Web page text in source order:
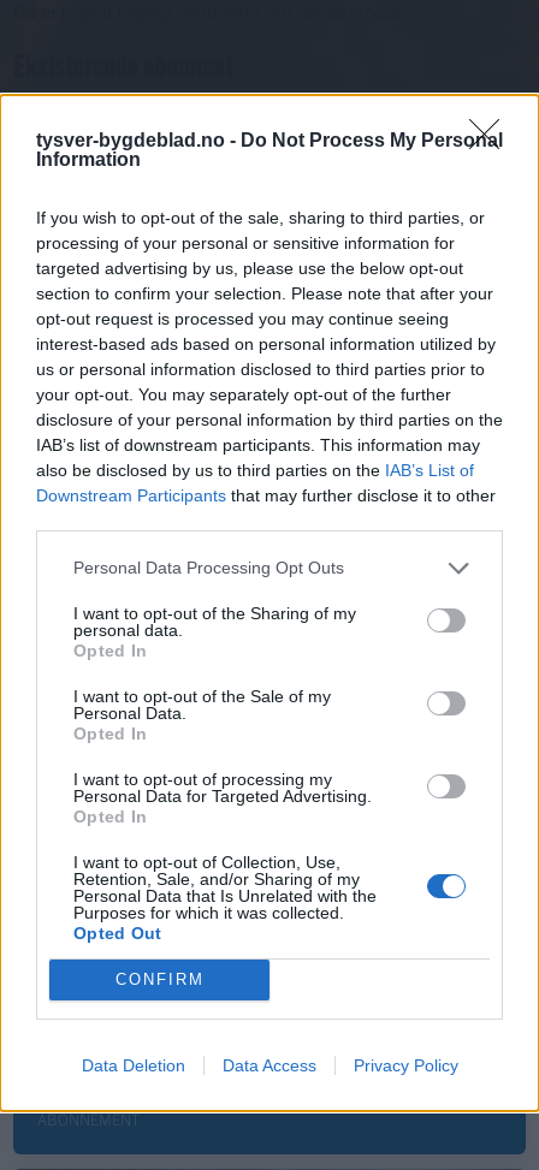
tysver-bygdeblad.no - Do Not Process My Personal
Information
If you wish to opt-out of the sale, sharing to third parties, or
processing of your personal or sensitive information for
targeted advertising by us, please use the below opt-out
section to confirm your selection. Please note that after your
opt-out request is processed you may continue seeing
interest-based ads based on personal information utilized by
us or personal information disclosed to third parties prior to
your opt-out. You may separately opt-out of the further
disclosure of your personal information by third parties on the
IAB’s list of downstream participants. This information may
also be disclosed by us to third parties on the IAB’s List of
Downstream Participants that may further disclose it to other
Personal Data Processing Opt Outs
I want to opt-out of the Sharing of my
personal data.
Opted In
I want to opt-out of the Sale of my
Personal Data.
Opted In
I want to opt-out of processing my
Personal Data for Targeted Advertising.
Opted In
I want to opt-out of Collection, Use,
Retention, Sale, and/or Sharing of my
Personal Data that Is Unrelated with the
Purposes for which it was collected.
Opted Out
CONFIRM
Data Deletion Data Access Privacy Policy
Passord
Har du gløymt passordet?
Logg inn
Har du ikkje abonnement?
Bli abonnent
Kultur
Mest lest siste syv dager
Sommerpraten
– Finner roen på hytta
ABONNEMENT
– Jeg liker folk som har det kjekt og skryter og er
fornøyd
ABONNEMENT